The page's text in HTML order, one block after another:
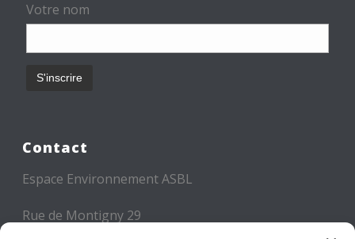
Votre nom
Contact
Espace Environnement ASBL
Rue de Montigny 29